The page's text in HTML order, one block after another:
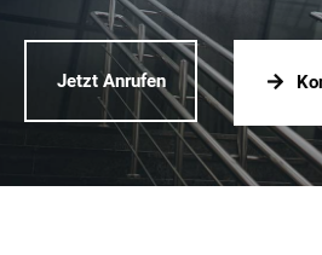
Jetzt Anrufen